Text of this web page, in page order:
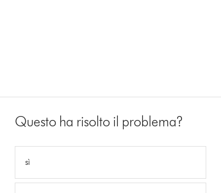
Questo ha risolto il problema?
sì